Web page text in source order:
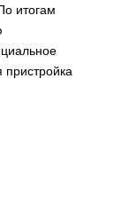
итогам
пристройка